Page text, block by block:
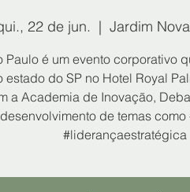
22 de jun.
  |
Jardim
Paulo é um evento corporativo
estado do SP no Hotel Royal
a Academia de Inovação,
de temas
#liderançaestratégica